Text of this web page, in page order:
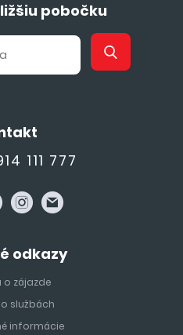
pobočku
111 777
odkazy
o zájazde
službách
informácie